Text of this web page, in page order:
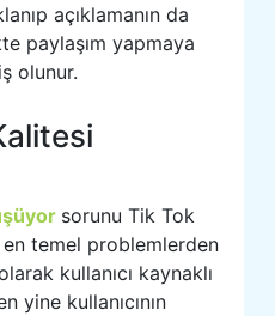
açıklamanın da
paylaşım yapmaya
olunur.
sorunu Tik Tok
temel problemlerden
kullanıcı kaynaklı
yine kullanıcının